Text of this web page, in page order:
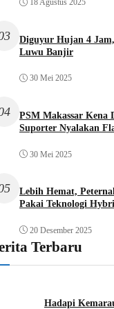
18 Agustus 2025
Diguyur Hujan 4
Luwu Banjir
30 Mei 2025
PSM Makassar Kena
Suporter Nyalakan
30 Mei 2025
Lebih Hemat,
Pakai Teknologi
20 Desember 2025
Terbaru
Hadapi